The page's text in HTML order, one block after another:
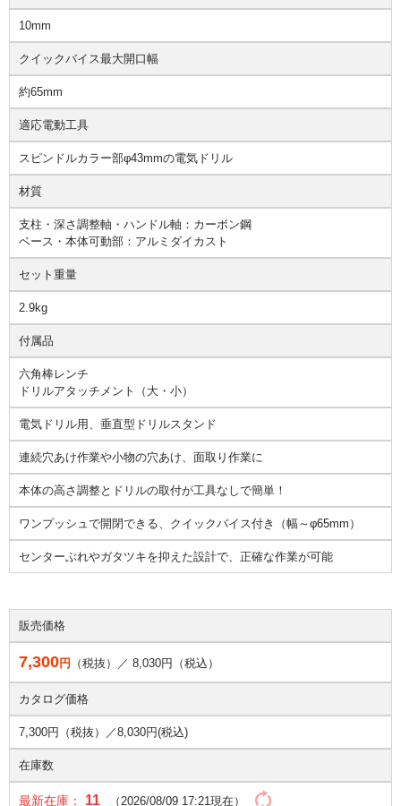
10mm
クイックバイス最大開口幅
約65mm
適応電動工具
スピンドルカラー部φ43mmの電気ドリル
材質
支柱・深さ調整軸・ハンドル軸：カーボン鋼
ベース・本体可動部：アルミダイカスト
セット重量
2.9kg
付属品
六角棒レンチ
ドリルアタッチメント（大・小）
電気ドリル用、垂直型ドリルスタンド
連続穴あけ作業や小物の穴あけ、面取り作業に
本体の高さ調整とドリルの取付が工具なしで簡単！
ワンプッシュで開閉できる、クイックバイス付き（幅～φ65mm）
センターぶれやガタツキを抑えた設計で、正確な作業が可能
販売価格
7,300円 （税抜）／ 8,030円（税込）
カタログ価格
7,300円（税抜）／8,030円(税込)
在庫数
最新在庫： 11 （2026/08/09 17:21現在）